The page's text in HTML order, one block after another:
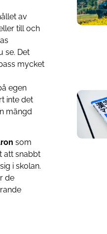
av
till och
se. Det
mycket
egen
inte det
mängd
som
att snabbt
i skolan.
de